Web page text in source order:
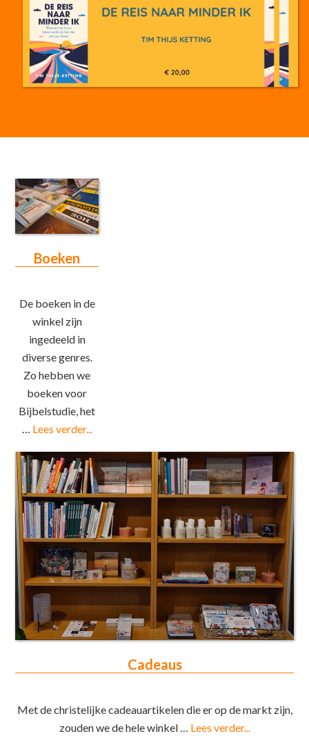
Boeken
De boeken in de
winkel zijn
ingedeeld in
diverse genres.
Zo hebben we
boeken voor
Bijbelstudie, het
… Lees verder...
Cadeaus
Met de christelijke cadeauartikelen die er op de markt zijn,
zouden we de hele winkel … Lees verder...